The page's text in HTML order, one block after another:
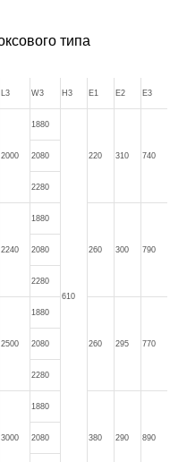
L3 W3 H3 E1 E2 E3
2000
1880
610
220 310 740
2080
2280
2240
1880
260 300 790
2080
2280
2500
1880
260 295 770
2080
2280
3000
1880
380 290 890
2080